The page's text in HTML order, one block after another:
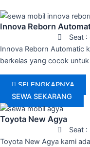
Innova Reborn
Seat :
Innova Reborn Automatic
berkelas yang cocok
SELENGKAPNYA
SEWA SEKARANG
Toyota New Agya
Seat :
Toyota New Agya kami